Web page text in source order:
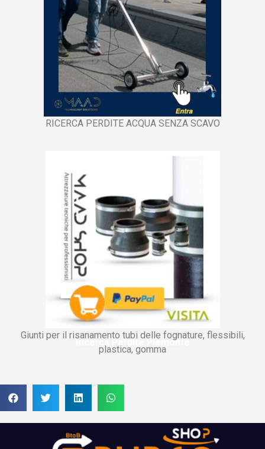
RICERCA PERDITE ACQUA SENZA SCAVO
Giunti per il risanamento tubi delle fognature, flessibili,
plastica, gomma
Ricerca Perdite Piemonte